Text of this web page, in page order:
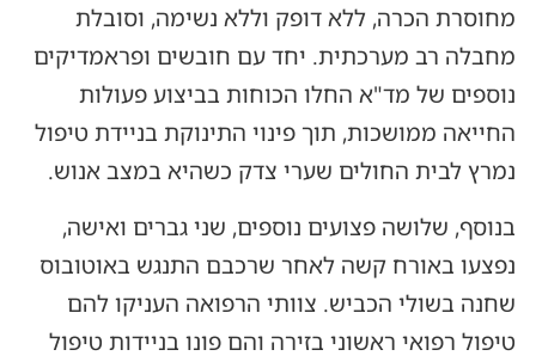
מחוסרת הכרה, ללא דופק וללא נשימה, וסובלת
מחבלה רב מערכתית. יחד עם חובשים ופראמדיקים
נוספים של מד"א החלו הכוחות בביצוע פעולות
החייאה ממושכות, תוך פינוי התינוקת בניידת טיפול
נמרץ לבית החולים שערי צדק כשהיא במצב אנוש.
בנוסף, שלושה פצועים נוספים, שני גברים ואישה,
נפצעו באורח קשה לאחר שרכבם התנגש באוטובוס
שחנה בשולי הכביש. צוותי הרפואה העניקו להם
טיפול רפואי ראשוני בזירה והם פונו בניידות טיפול